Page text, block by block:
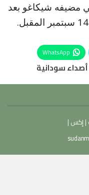
مضيفه شيكاغو بعد
WhatsApp
سودانية
|إكس |